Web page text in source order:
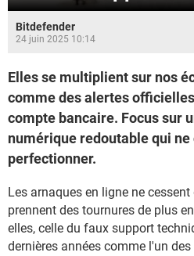
Bitdefender
24 juin 2025 10:14
Elles se multiplient sur nos
comme des alertes
compte bancaire. Focus sur
numérique redoutable qui ne
perfectionner.
Les arnaques en ligne ne
prennent des tournures de plus
elles, celle du faux support
dernières années comme l'un